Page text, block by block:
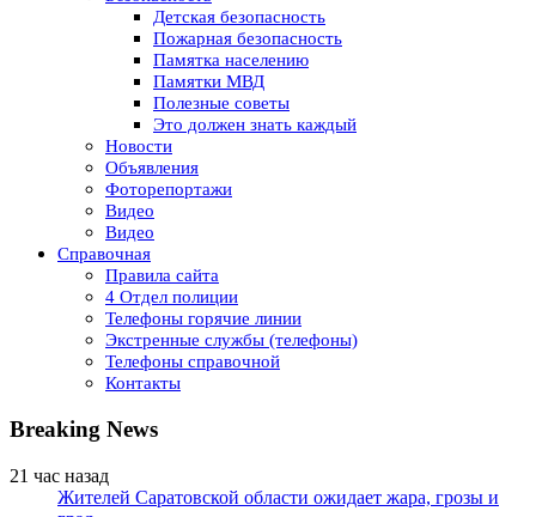
Детская безопасность
Пожарная безопасность
Памятка населению
Памятки МВД
Полезные советы
Это должен знать каждый
Новости
Объявления
Фоторепортажи
Видео
Видео
Справочная
Правила сайта
4 Отдел полиции
Телефоны горячие линии
Экстренные службы (телефоны)
Телефоны справочной
Контакты
Breaking News
21 час назад
Жителей Саратовской области ожидает жара, грозы и